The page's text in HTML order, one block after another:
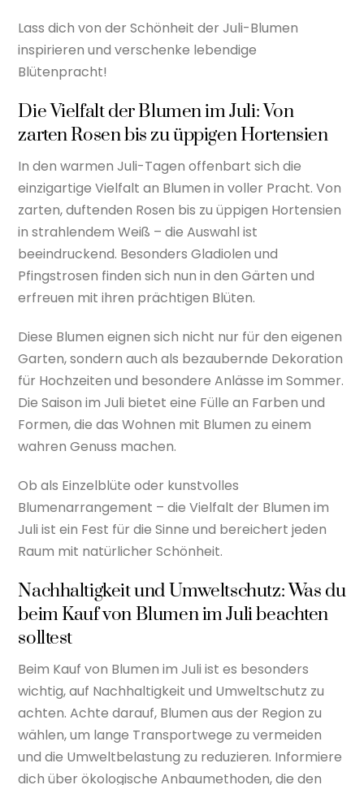
Lass dich von der Schönheit der Juli-Blumen
inspirieren und verschenke lebendige
Blütenpracht!
Die Vielfalt der Blumen im Juli: Von
zarten Rosen bis zu üppigen Hortensien
In den warmen Juli-Tagen offenbart sich die
einzigartige Vielfalt an Blumen in voller Pracht. Von
zarten, duftenden Rosen bis zu üppigen Hortensien
in strahlendem Weiß – die Auswahl ist
beeindruckend. Besonders Gladiolen und
Pfingstrosen finden sich nun in den Gärten und
erfreuen mit ihren prächtigen Blüten.
Diese Blumen eignen sich nicht nur für den eigenen
Garten, sondern auch als bezaubernde Dekoration
für Hochzeiten und besondere Anlässe im Sommer.
Die Saison im Juli bietet eine Fülle an Farben und
Formen, die das Wohnen mit Blumen zu einem
wahren Genuss machen.
Ob als Einzelblüte oder kunstvolles
Blumenarrangement – die Vielfalt der Blumen im
Juli ist ein Fest für die Sinne und bereichert jeden
Raum mit natürlicher Schönheit.
Nachhaltigkeit und Umweltschutz: Was du
beim Kauf von Blumen im Juli beachten
solltest
Beim Kauf von Blumen im Juli ist es besonders
wichtig, auf Nachhaltigkeit und Umweltschutz zu
achten. Achte darauf, Blumen aus der Region zu
wählen, um lange Transportwege zu vermeiden
und die Umweltbelastung zu reduzieren. Informiere
dich über ökologische Anbaumethoden, die den